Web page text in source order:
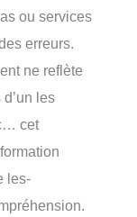
ou services
erreurs.
ne reflète
les
cet
les-